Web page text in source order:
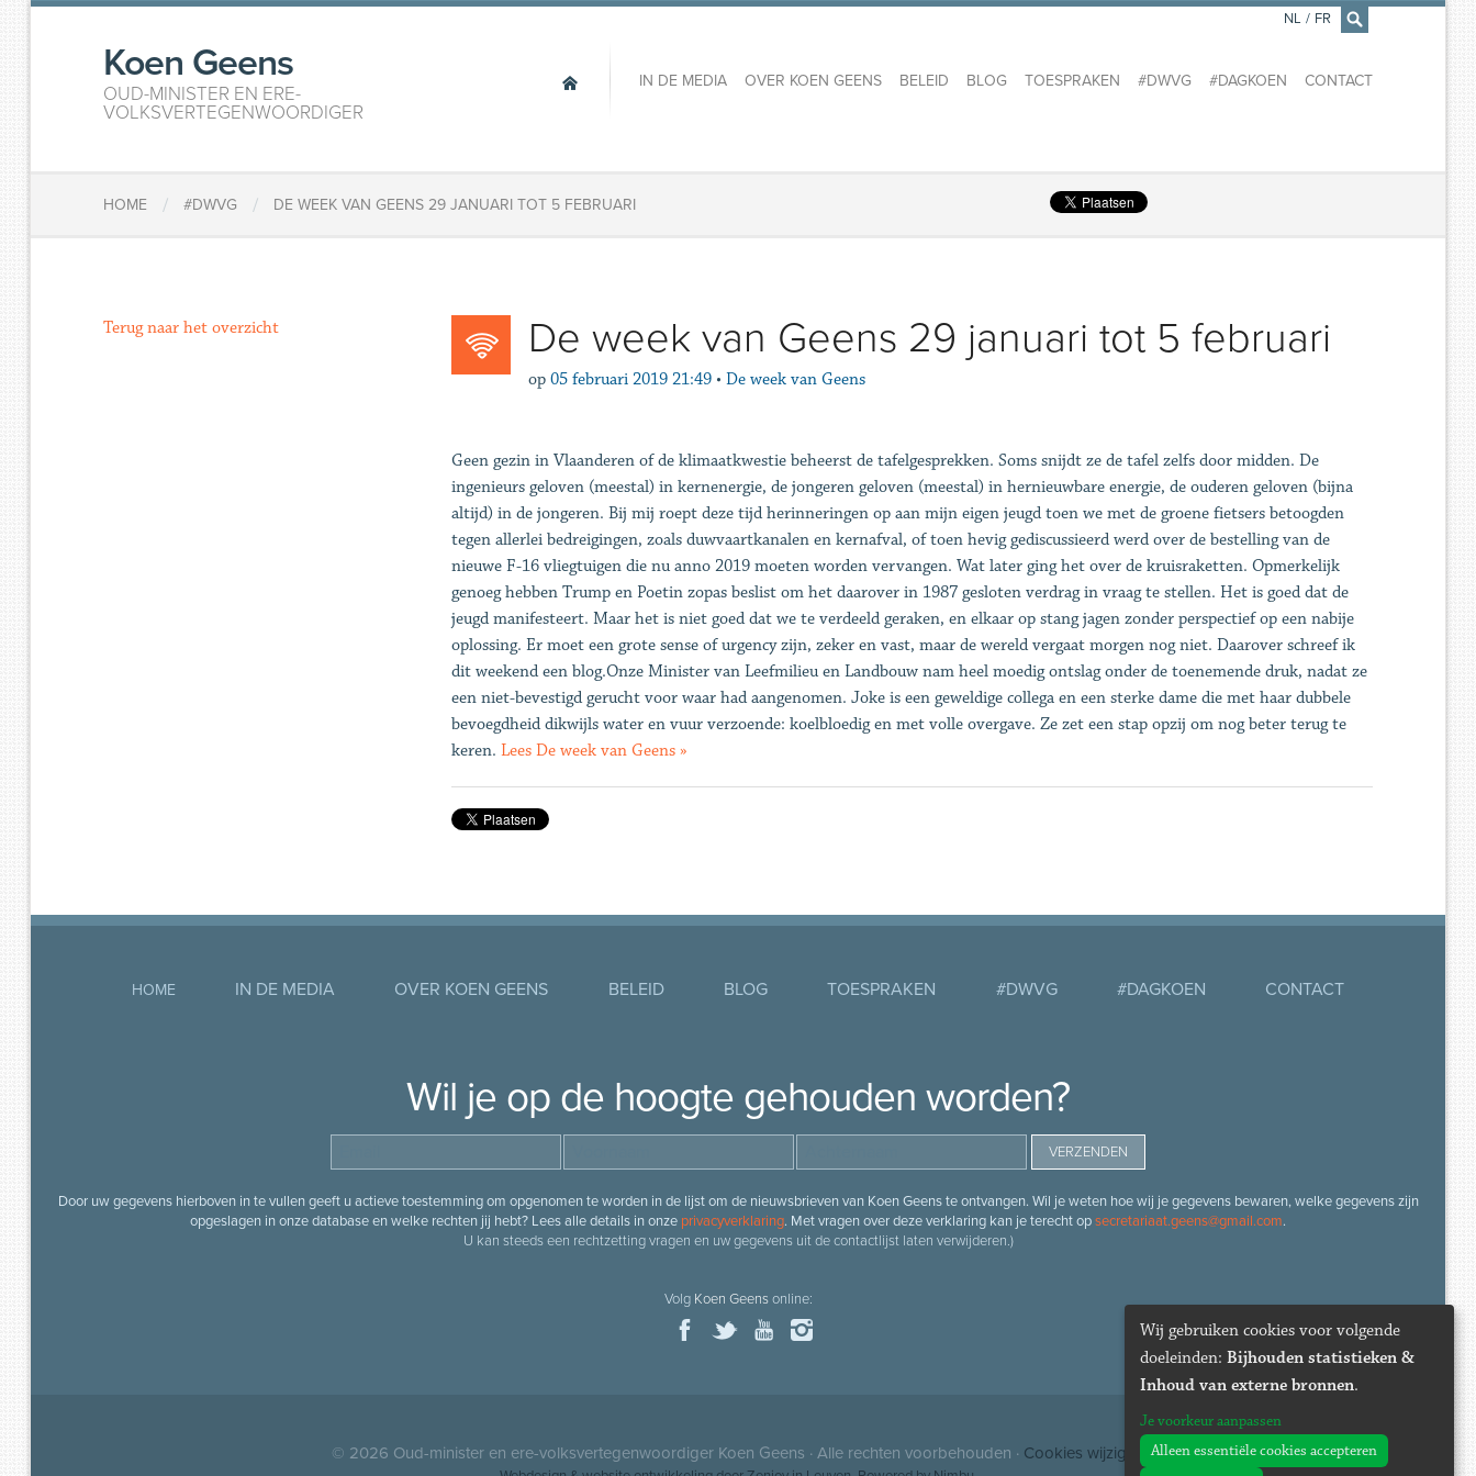
×
Koen Geens
OUD-MINISTER EN ERE-
VOLKSVERTEGENWOORDIGER
IN DE MEDIA OVER KOEN GEENS BELEID BLOG TOESPRAKEN #DWVG #DAGKOEN CONTACT
NL / FR
HOME / #DWVG / DE WEEK VAN GEENS 29 JANUARI TOT 5 FEBRUARI
De week van Geens 29 januari tot 5 februari
op 05 februari 2019 21:49 • De week van Geens
Geen gezin in Vlaanderen of de klimaatkwestie beheerst de tafelgesprekken. Soms snijdt ze de tafel zelfs door midden. De
ingenieurs geloven (meestal) in kernenergie, de jongeren geloven (meestal) in hernieuwbare energie, de ouderen geloven (bijna
altijd) in de jongeren. Bij mij roept deze tijd herinneringen op aan mijn eigen jeugd toen we met de groene fietsers betoogden
tegen allerlei bedreigingen, zoals duwvaartkanalen en kernafval, of toen hevig gediscussieerd werd over de bestelling van de
nieuwe F-16 vliegtuigen die nu anno 2019 moeten worden vervangen. Wat later ging het over de kruisraketten. Opmerkelijk
genoeg hebben Trump en Poetin zopas beslist om het daarover in 1987 gesloten verdrag in vraag te stellen. Het is goed dat de
jeugd manifesteert. Maar het is niet goed dat we te verdeeld geraken, en elkaar op stang jagen zonder perspectief op een nabije
oplossing. Er moet een grote sense of urgency zijn, zeker en vast, maar de wereld vergaat morgen nog niet. Daarover schreef ik
dit weekend een blog.Onze Minister van Leefmilieu en Landbouw nam heel moedig ontslag onder de toenemende druk, nadat ze
een niet-bevestigd gerucht voor waar had aangenomen. Joke is een geweldige collega en een sterke dame die met haar dubbele
bevoegdheid dikwijls water en vuur verzoende: koelbloedig en met volle overgave. Ze zet een stap opzij om nog beter terug te
keren. Lees De week van Geens »
Terug naar het overzicht
HOME IN DE MEDIA OVER KOEN GEENS BELEID BLOG TOESPRAKEN #DWVG #DAGKOEN CONTACT
Wil je op de hoogte gehouden worden?
Door uw gegevens hierboven in te vullen geeft u actieve toestemming om opgenomen te worden in de lijst om de nieuwsbrieven van Koen Geens te ontvangen. Wil je weten hoe wij je gegevens bewaren, welke gegevens zijn
opgeslagen in onze database en welke rechten jij hebt? Lees alle details in onze privacyverklaring. Met vragen over deze verklaring kan je terecht opsecretariaat.geens@gmail.com.
U kan steeds een rechtzetting vragen en uw gegevens uit de contactlijst laten verwijderen.)
Volg Koen Geensonline:
© 2026 Oud-minister en ere-volksvertegenwoordiger Koen Geens · Alle rechten voorbehouden · Cookies wijzigen
Wij gebruiken cookies voor volgende
doeleinden: Bijhouden statistieken &
Inhoud van externe bronnen.
Je voorkeur aanpassen
Alleen essentiële cookies accepteren